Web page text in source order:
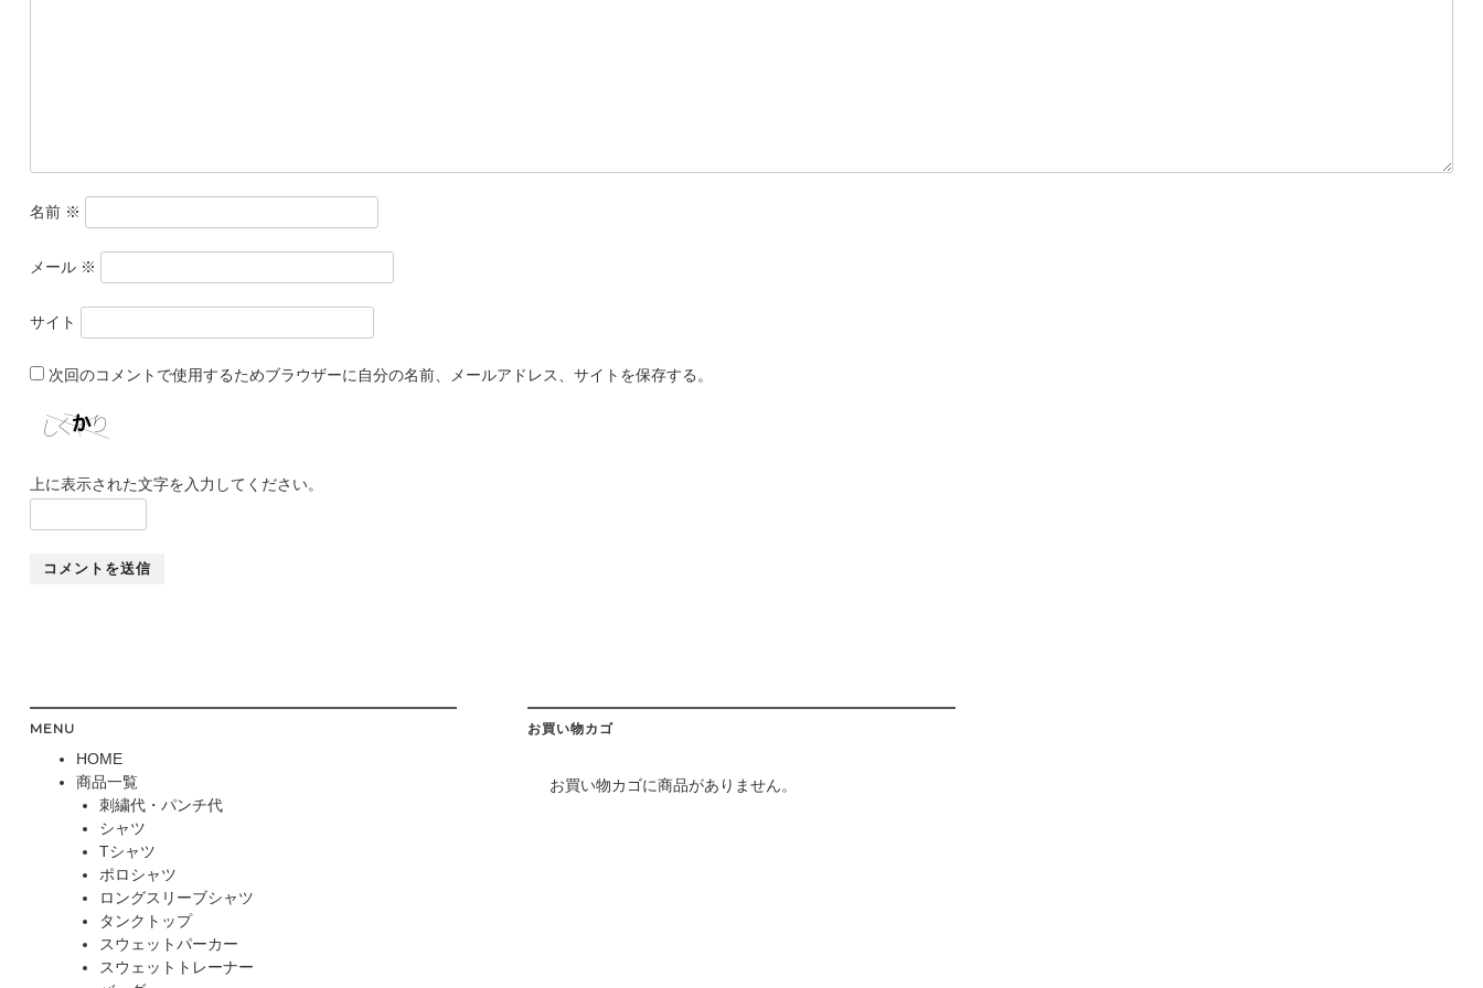
名前 ※
メール ※
サイト
次回のコメントで使用するためブラウザーに自分の名前、メールアドレス、サイトを保存する。
上に表示された文字を入力してください。
MENU
HOME
商品一覧
刺繍代・パンチ代
シャツ
Tシャツ
ポロシャツ
ロングスリーブシャツ
タンクトップ
スウェットパーカー
スウェットトレーナー
お買い物カゴ
お買い物カゴに商品がありません。